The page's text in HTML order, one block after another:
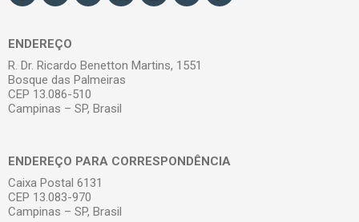
ENDEREÇO
R. Dr. Ricardo Benetton Martins, 1551
Bosque das Palmeiras
CEP 13.086-510
Campinas – SP, Brasil
ENDEREÇO PARA CORRESPONDÊNCIA
Caixa Postal 6131
CEP 13.083-970
Campinas – SP, Brasil